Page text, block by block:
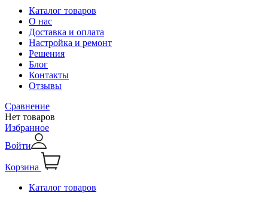
Каталог товаров
О нас
Доставка и оплата
Настройка и ремонт
Решения
Блог
Контакты
Отзывы
Сравнение
Нет товаров
Избранное
Войти
Корзина
Каталог товаров